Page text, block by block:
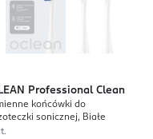
Professional Clean
końcówki do
sonicznej, Białe